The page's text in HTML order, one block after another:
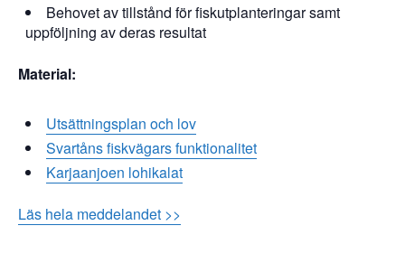
Behovet av tillstånd för fiskutplanteringar samt
uppföljning av deras resultat
Material:
Utsättningsplan och lov
Svartåns fiskvägars funktionalitet
Karjaanjoen lohikalat
Läs hela meddelandet >>